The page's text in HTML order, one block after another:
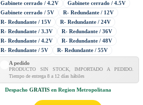
Gabinete cerrado / 4.2V
Gabinete cerrado / 4.5V
Gabinete cerrado / 5V
R- Redundante / 12V
R- Redundante / 15V
R- Redundante / 24V
R- Redundante / 3.3V
R- Redundante / 36V
R- Redundante / 4.2V
R- Redundante / 48V
R- Redundante / 5V
R- Redundante / 55V
A pedido
PRODUCTO SIN STOCK, IMPORTADO A PEDIDO.
Tiempo de entrega 8 a 12 días hábiles
Despacho GRATIS en Region Metropolitana